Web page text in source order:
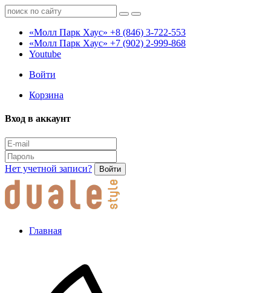
«Молл Парк Хаус» +8 (846) 3-722-553
«Молл Парк Хаус» +7 (902) 2-999-868
Youtube
Войти
Корзина
Вход в аккаунт
Нет учетной записи? Войти
Главная